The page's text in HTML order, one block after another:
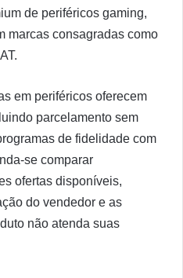
de periféricos gaming,
marcas consagradas como
em periféricos oferecem
parcelamento sem
de fidelidade com
se comparar
ofertas disponíveis,
do vendedor e as
não atenda suas